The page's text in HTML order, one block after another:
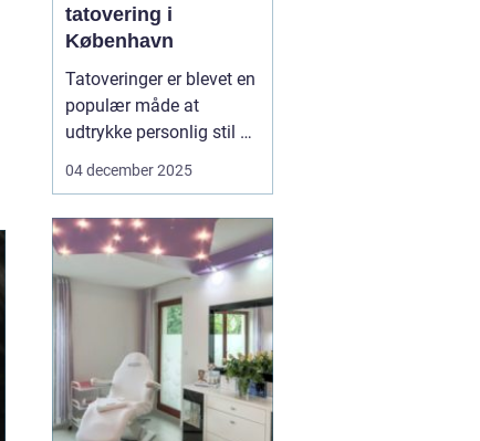
tatovering i
København
Tatoveringer er blevet en
populær måde at
udtrykke personlig stil og
fortælle unikke historier
blomstrer med talent og
kreativitet, er der en
stigende efterspø...
04 december 2025